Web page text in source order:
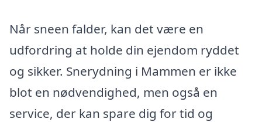
Når sneen falder, kan det være en
udfordring at holde din ejendom ryddet
og sikker. Snerydning i Mammen er ikke
blot en nødvendighed, men også en
service, der kan spare dig for tid og